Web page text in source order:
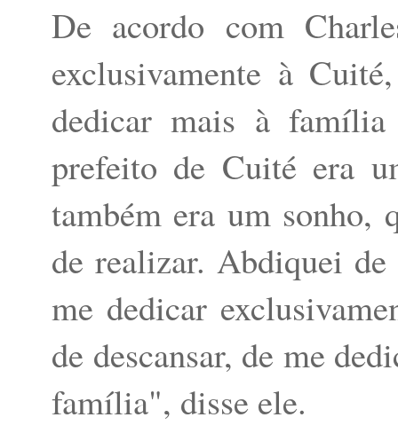
De acordo com
exclusivamente à
dedicar mais à família
prefeito de Cuité era
também era um sonho,
de realizar. Abdiquei
me dedicar
de descansar, de me
família", disse ele.